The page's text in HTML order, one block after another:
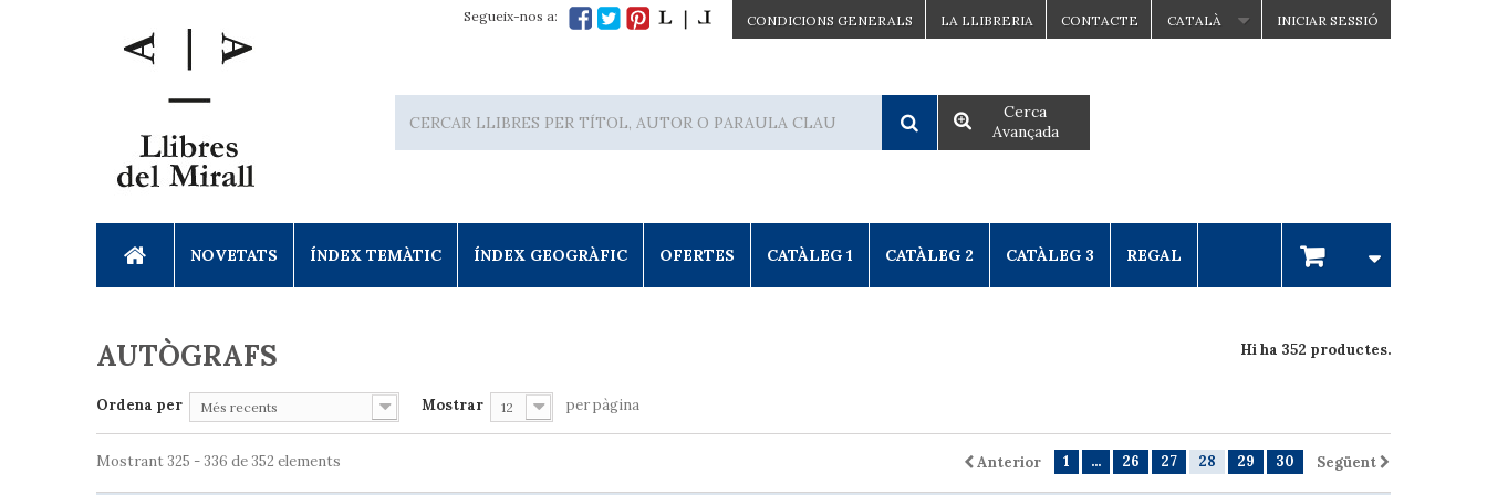
INICIAR SESSIÓ
CATALÀ
CONTACTE
LA LLIBRERIA
CONDICIONS GENERALS
Segueix-nos a:
Cerca
Avançada
NOVETATS ÍNDEX TEMÀTIC ÍNDEX GEOGRÀFIC OFERTES CATÀLEG 1 CATÀLEG 2 CATÀLEG 3 REGAL
AUTÒGRAFS Hi ha 352 productes.
Ordena per Més recents Mostrar 12 per pàgina
Anterior 1 ... 26 27 28 29 30 Següent
Mostrant 325 - 336 de 352 elements